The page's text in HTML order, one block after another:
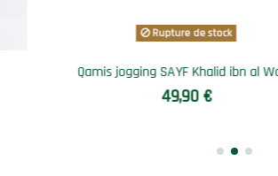
Doudoune qamis SAYF "ottoman"